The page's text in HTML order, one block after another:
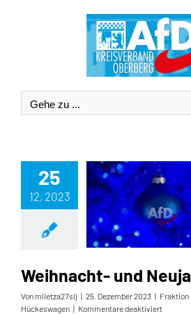
Gehe zu ...
25
12, 2023
Weihnacht- und
Von mlietza27slj | 25. Dezember 2023 | Fraktion
Hückeswagen | Kommentare deaktiviertfür